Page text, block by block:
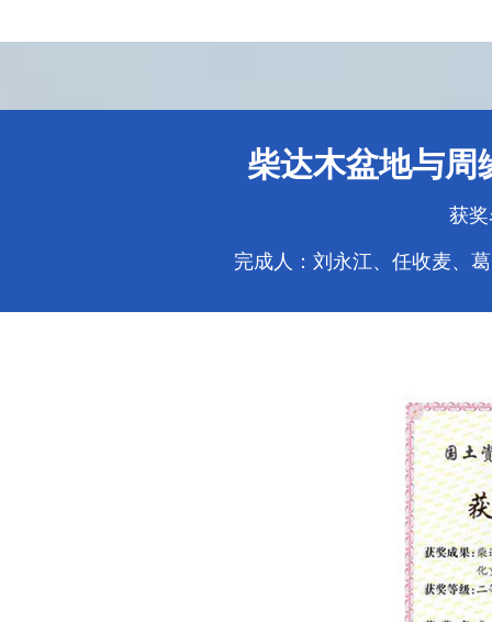
柴达木盆地与周
获
完成人：刘永江、任收麦、